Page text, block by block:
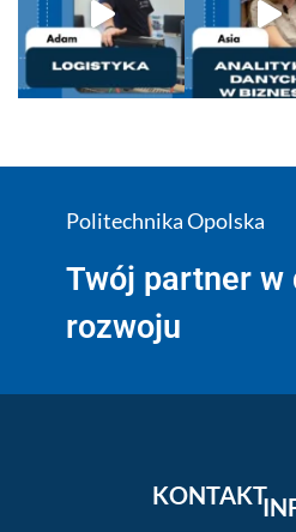
Politechnika Opolska
Twój partner w
rozwoju
KONTAKT